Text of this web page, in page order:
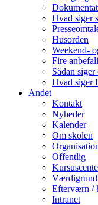
Hvad siger
Husorden
Weekend-
Fire
Sådan siger
Hvad siger
Andet
Kontakt
Nyheder
Kalender
Om skolen
Offentlig
Efterværn /
Intranet